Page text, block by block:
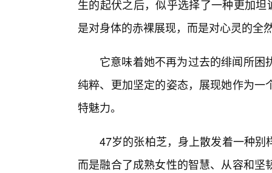
生的起伏之后，似乎选择了一种更加
是对身体的赤裸展现，而是对心灵的全
它意味着她不再为过去的绯闻所
纯粹、更加坚定的姿态，展现她作为
特魅力。
47岁的张柏芝，身上散发着一种
而是融合了成熟女性的智慧、从容和